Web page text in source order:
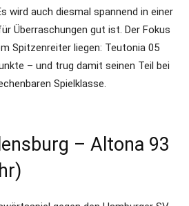
wird auch diesmal spannend in einer
Überraschungen gut ist. Der Fokus
Spitzenreiter liegen: Teutonia 05
– und trug damit seinen Teil bei
Spielklasse.
– Altona 93